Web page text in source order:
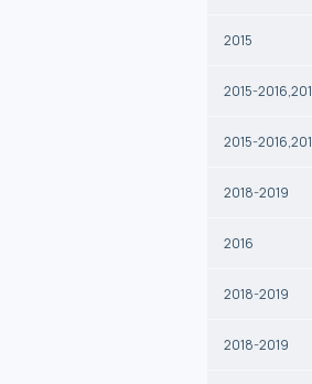
2015
2015-
2015-
2018-2019
2016
2018-2019
2018-2019